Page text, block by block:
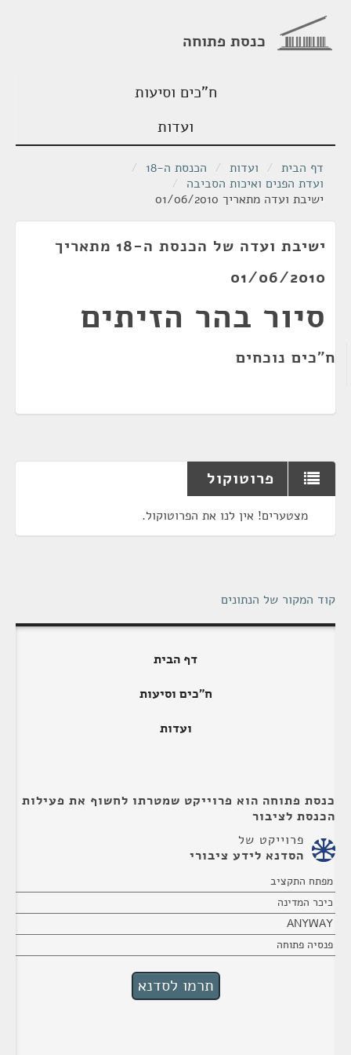
כנסת פתוחה
ח"כים וסיעות
ועדות
דף הבית / ועדות / הכנסת ה-18
/
ועדת הפנים ואיכות הסביבה /
ישיבת ועדה מתאריך 01/06/2010
ישיבת ועדה של הכנסת ה-18 מתאריך
01/06/2010
סיור בהר הזיתים
ח"כים נוכחים
פרוטוקול
מצטערים! אין לנו את הפרוטוקול.
קוד המקור של הנתונים
דף הבית
ח"כים וסיעות
ועדות
כנסת פתוחה הוא פרוייקט שמטרתו לחשוף את פעילות
הכנסת לציבור
פרוייקט של
הסדנא לידע ציבורי
מפתח התקציב
כיכר המדינה
ANYWAY
פנסיה פתוחה